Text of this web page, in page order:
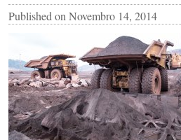
Published on Novembro 14, 2014